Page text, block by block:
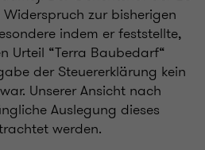
zur bisherigen
indem er feststellte,
Urteil “Terra Baubedarf“
der Steuererklärung kein
Unserer Ansicht nach
Auslegung dieses
werden.